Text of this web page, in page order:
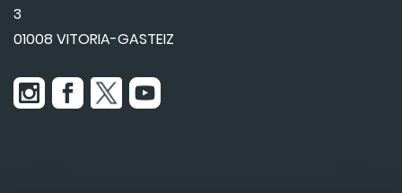
3
01008 VITORIA-GASTEIZ